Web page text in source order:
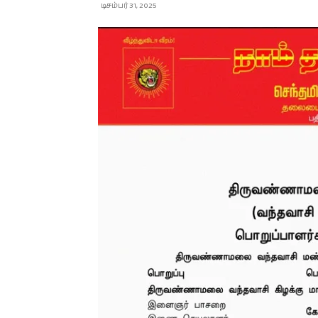
டிசம்பர் 31, 2025